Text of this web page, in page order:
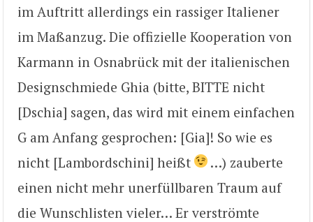
im Auftritt allerdings ein rassiger Italiener
im Maßanzug. Die offizielle Kooperation von
Karmann in Osnabrück mit der italienischen
Designschmiede Ghia (bitte, BITTE nicht
[Dschia] sagen, das wird mit einem einfachen
G am Anfang gesprochen: [Gia]! So wie es
nicht [Lambordschini] heißt
…) zauberte
einen nicht mehr unerfüllbaren Traum auf
die Wunschlisten vieler… Er verströmte